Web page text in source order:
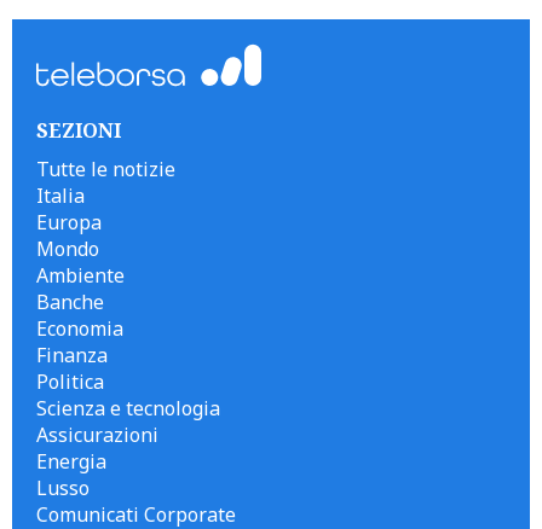
SEZIONI
Tutte le notizie
Italia
Europa
Mondo
Ambiente
Banche
Economia
Finanza
Politica
Scienza e tecnologia
Assicurazioni
Energia
Lusso
Comunicati Corporate